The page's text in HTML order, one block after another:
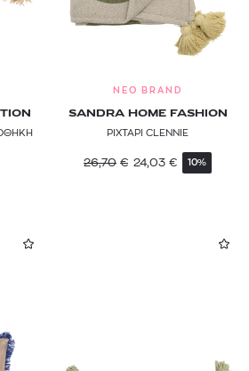
NEO BRAND
SANDRA HOME FASHION
ΡΙΧΤΑΡΙ CLENNIE
26,70 € 24,03 € 10%